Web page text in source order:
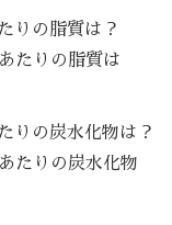
りの脂質は？
たりの脂質は
りの炭水化物は？
たりの炭水化物